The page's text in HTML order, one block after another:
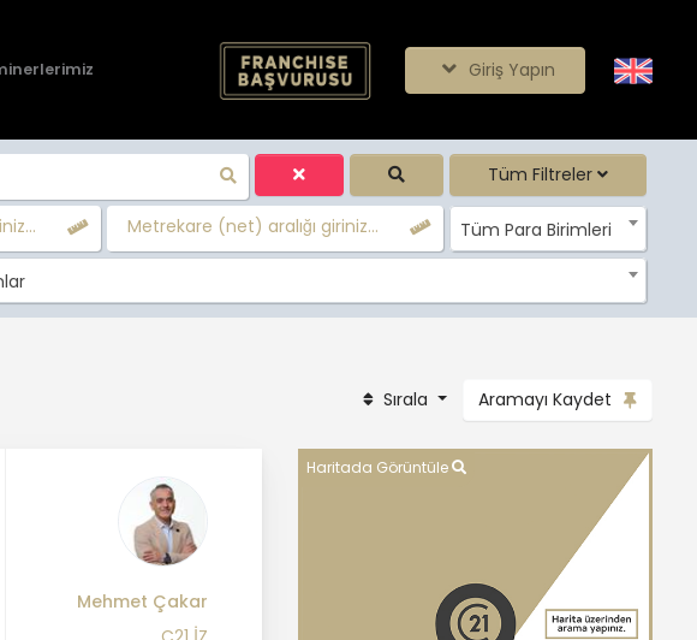
Giriş Yapın
Tüm Filtreler
Metrekare (net) aralığı giriniz... Tüm Para Birimleri
Sırala Aramayı Kaydet
Mehmet Çakar
Haritada Görüntüle